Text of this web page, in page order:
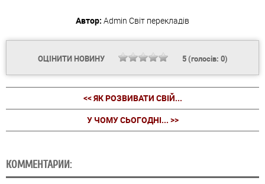
Автор: Admin Світ перекладів
ОЦІНИТИ НОВИНУ 5(голосів: 0)
<< ЯК РОЗВИВАТИ СВІЙ...
У ЧОМУ СЬОГОДНІ... >>
КОММЕНТАРИИ: